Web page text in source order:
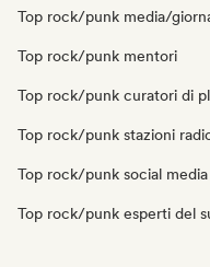
Top rock/punk media/
Top rock/punk mentori
Top rock/punk curatori di
Top rock/punk stazioni
Top rock/punk social
Top rock/punk esperti del